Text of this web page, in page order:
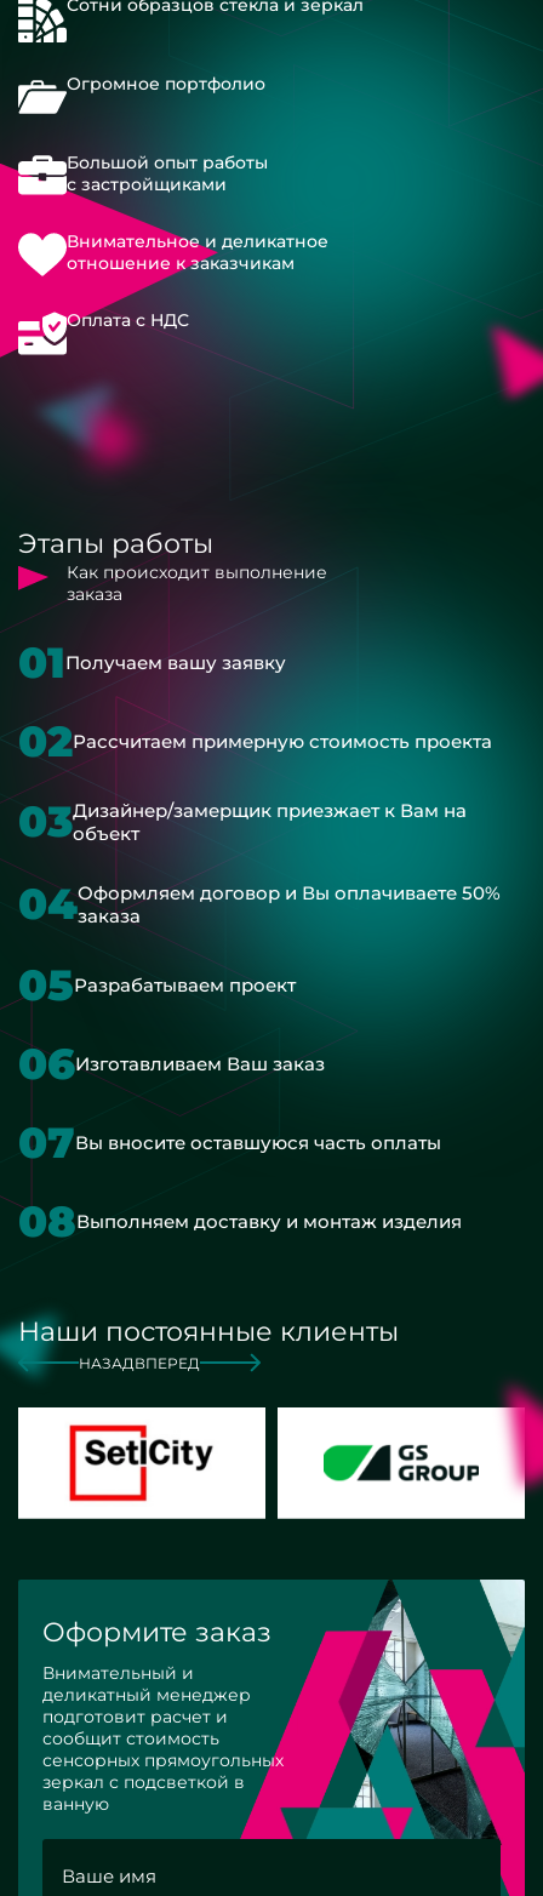
Сотни образцов стекла и зеркал
Огромное портфолио
Большой опыт работы
с застройщиками
Внимательное и деликатное
отношение к заказчикам
Оплата с НДС
Этапы работы
Как происходит выполнение
заказа
01Получаем вашу заявку
02Рассчитаем примерную стоимость проекта
03Дизайнер/замерщик приезжает к Вам на
объект
04Оформляем договор и Вы оплачиваете 50%
заказа
05Разрабатываем проект
06Изготавливаем Ваш заказ
07Вы вносите оставшуюся часть оплаты
08Выполняем доставку и монтаж изделия
Наши постоянные клиенты
НАЗАД ВПЕРЕД
Оформите заказ
Внимательный и
деликатный менеджер
подготовит расчет и
сообщит стоимость
сенсорных прямоугольных
зеркал с подсветкой в
ванную